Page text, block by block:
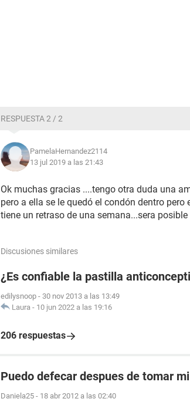
RESPUESTA 2 / 2
PamelaHernandez2114
13 jul 2019 a las 21:43
Ok muchas gracias ....tengo otra duda una
pero a ella se le quedó el condón dentro
tiene un retraso de una semana...sera
Discusiones similares
¿Es confiable la pastilla
edilysnoop - 30 nov 2013 a las 13:49
Laura - 10 jun 2022 a las 19:16
206 respuestas
Puedo defecar despues de tomar
Daniela25 - 18 abr 2012 a las 02:40